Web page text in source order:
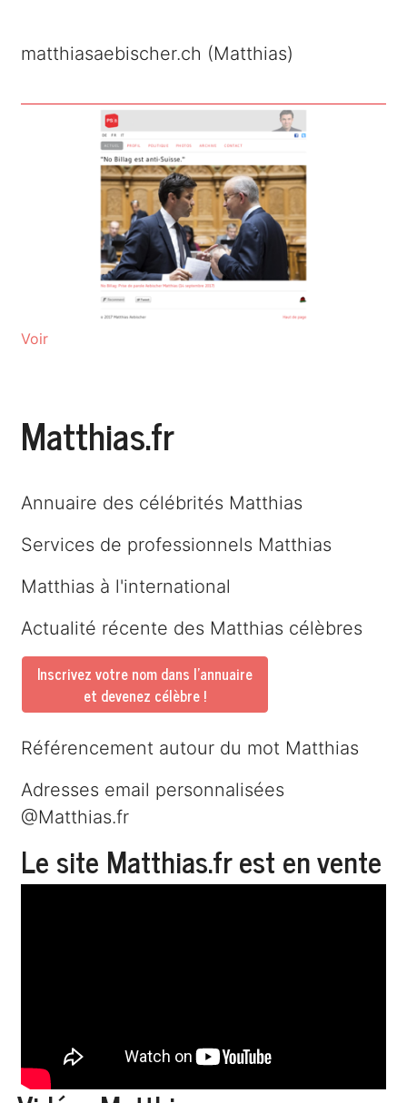
matthiasaebischer.ch (Matthias)
Voir
Matthias.fr
Annuaire des célébrités Matthias
Services de professionnels Matthias
Matthias à l'international
Actualité récente des Matthias célèbres
Inscrivez votre nom dans l'annuaire
et devenez célèbre !
Référencement autour du mot Matthias
Adresses email personnalisées
@Matthias.fr
Le site Matthias.fr est en vente